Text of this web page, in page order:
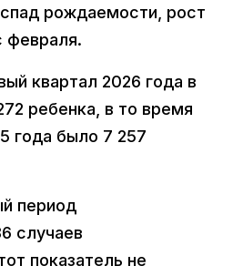
рождаемости, рост
февраля.
квартал 2026 года в
ребенка, в то время
года было 7 257
период
случаев
показатель не